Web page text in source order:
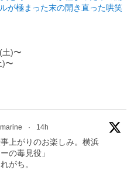
が極まった末の開き直った哄笑
土)〜
)〜
· 14h
上がりのお楽しみ。横浜
の毒見役」
がち。